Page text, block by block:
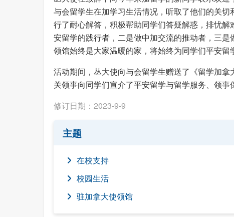
与会留学生在加学习生活情况，听取了他们的关
行了耐心解答，积极帮助同学们答疑解惑，排忧
安留学的践行者，二是做中加交流的推动者，三
领馆始终是大家温暖的家，将始终为同学们平安留
活动期间，丛大使向与会留学生赠送了《留学加
关领事向同学们宣介了平安留学与留学服务、领事
修订日期：2023-9-9
主题
在校支持
校园生活
驻加拿大使领馆